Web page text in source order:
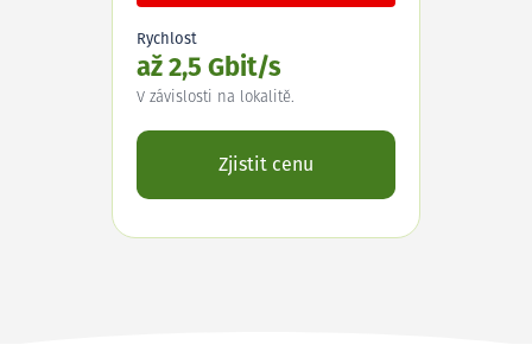
Rychlost
až 2,5 Gbit/s
V závislosti na lokalitě.
Zjistit cenu